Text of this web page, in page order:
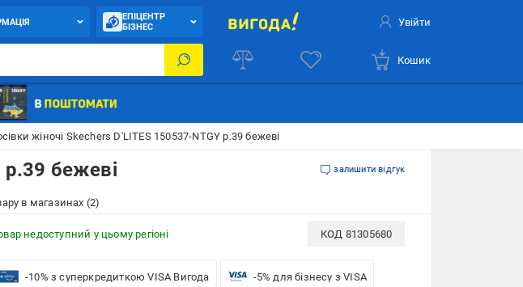
ЕПІЦЕНТР
БІЗНЕС
Увійти
Кошик
жіночі Skechers D'LITES 150537-NTGY р.39 бежеві
р.39 бежеві залишити відгук
в магазинах (2)
недоступний у цьому регіоні КОД 81305680
-10% з суперкредиткою VISA Вигода -5% для бізнесу з VISA